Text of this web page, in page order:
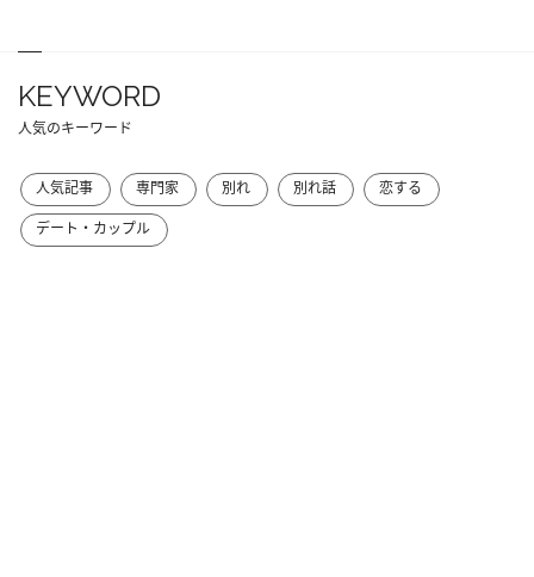
KEYWORD
人気のキーワード
人気記事 専門家 別れ 別れ話
恋する
デート・カップル